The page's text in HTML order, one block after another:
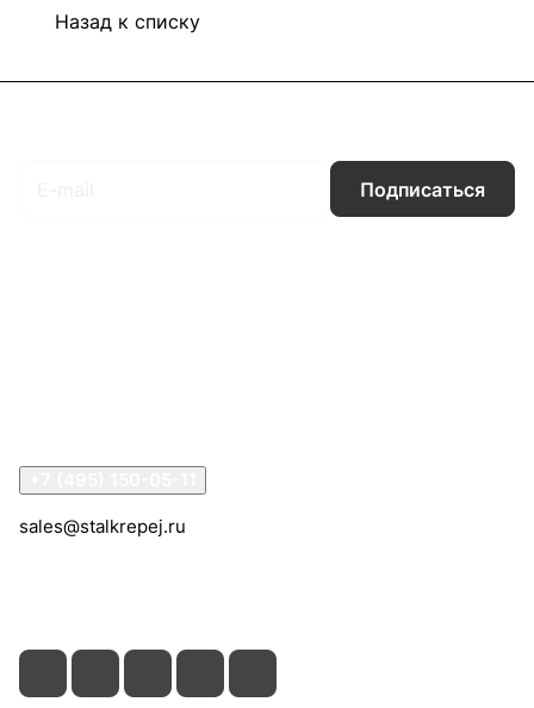
Назад к списку
Подписаться
sales@stalkrepej.ru